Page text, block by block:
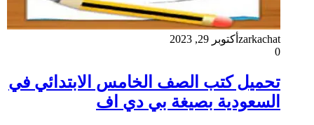
zarkachat أكتوبر 29, 2023
0
تحميل كتب الصف الخامس الابتدائي في
السعودية بصيغة بي دي اف